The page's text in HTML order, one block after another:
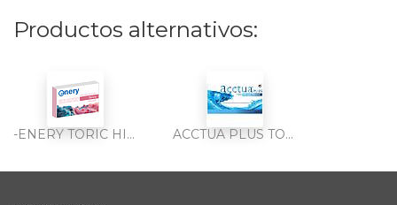
Productos alternativos:
-ENERY TORIC HIDROGEL SILICONA 6PK ACCTUA PLUS TORIC HIDROGEL SILICONA 6PK